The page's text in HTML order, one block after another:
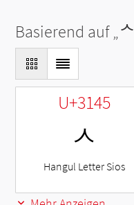
Basierend auf „ᄉ
U+3145
ㅅ
Hangul Letter Sios